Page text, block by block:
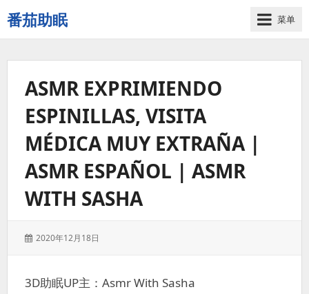
番茄助眠
一
个
菜单
ASMR EXPRIMIENDO
ESPINILLAS, VISITA
MÉDICA MUY EXTRAÑA |
ASMR ESPAÑOL | ASMR
WITH SASHA
发
2020年12月18日
3D助眠UP主：Asmr With Sasha